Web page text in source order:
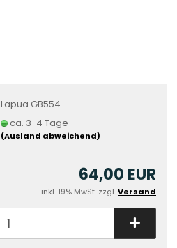
Lapua GB554
ca. 3-4 Tage
(Ausland abweichend)
64,00 EUR
inkl. 19% MwSt. zzgl.Versand